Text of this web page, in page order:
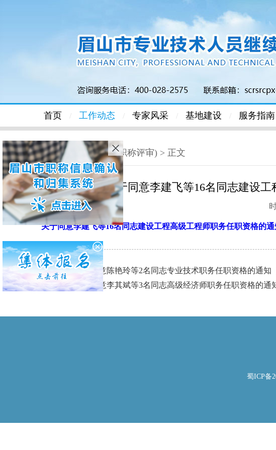
首页 / 工作动态 / 专家风采 / 基地建设 / 服务指南
首页 >本市级(职称评审) > 正文
关于同意李建飞等16名同志建设工
关于同意李建飞等16名同志建设工程高级工程师职务任职资格的通
上一篇：关于同意陈艳玲等2名同志专业技术职务任职资格的通知
下一篇：
关于同意李其斌等3名同志高级经济师职务任职资格的通
蜀ICP备